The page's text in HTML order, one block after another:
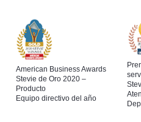
American Business Awards
Stevie de Oro 2020 –
Producto
Equipo directivo del año